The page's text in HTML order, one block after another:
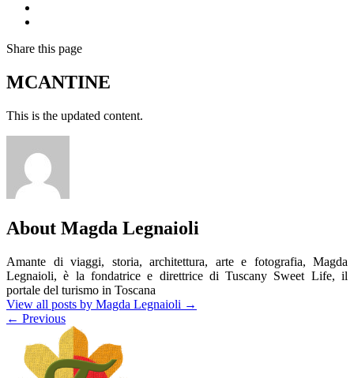
Share this page
MCANTINE
This is the updated content.
About Magda Legnaioli
Amante di viaggi, storia, architettura, arte e fotografia, Magda
Legnaioli, è la fondatrice e direttrice di Tuscany Sweet Life, il
portale del turismo in Toscana
View all posts by Magda Legnaioli →
← Previous